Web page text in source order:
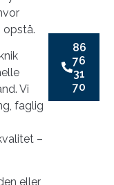
Vi
faglig
–
eller
86
76
31
70